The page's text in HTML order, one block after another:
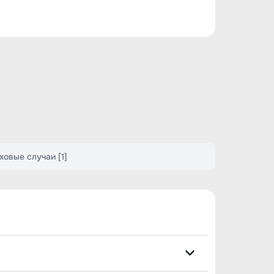
случаи [1]